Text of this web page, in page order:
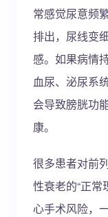
常感觉尿意频
排出，尿线变
感。如果病情
血尿、泌尿系
会导致膀胱功
康。
很多患者对前
性衰老的“正常
心手术风险，